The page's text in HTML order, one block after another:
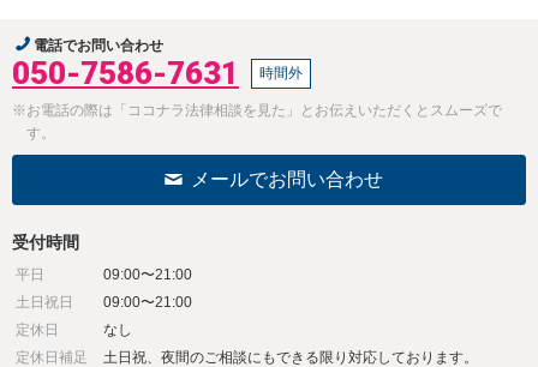
電話でお問い合わせ
050-7586-7631 時間外
※お電話の際は「ココナラ法律相談を見た」とお伝えいただくとスムーズで
す。
メールでお問い合わせ
受付時間
平日
09:00〜21:00
土日祝日
09:00〜21:00
定休日
なし
定休日補足
土日祝、夜間のご相談にもできる限り対応しております。